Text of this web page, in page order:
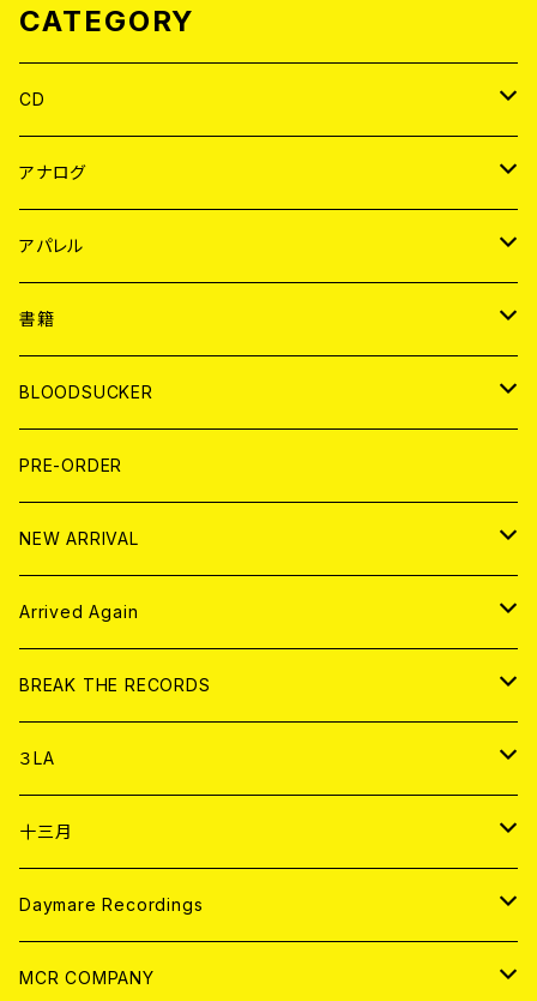
CATEGORY
CD
JAPAN
WORLD
アナログ
JAPAN
７EP
LP
WORLD
7EP
LP
アパレル
JAPAN
T-shirt
HOOD
WORLD
T-shirt
HOOD
書籍
MAGAZINE
BOLLOCKS
EL ZINE
写真集 (PHOTOBOOK)
BLOODSUCKER
CD
アナログ
アパレル
書籍
DIGITAL CONTENTS
PRE-ORDER
NEW ARRIVAL
CD
アナログ
Arrived Again
CD
アナログ
BREAK THE RECORDS
CD
ANALOG
アパレル
３LA
CD
ANALOG
十三月
CD
ANALOG
Daymare Recordings
CD
MCR COMPANY